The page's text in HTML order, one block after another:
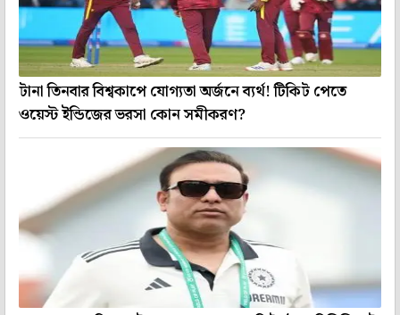
টানা তিনবার বিশ্বকাপে যোগ্যতা অর্জনে ব্যর্থ! টিকিট পেতে
ওয়েস্ট ইন্ডিজের ভরসা কোন সমীকরণ?